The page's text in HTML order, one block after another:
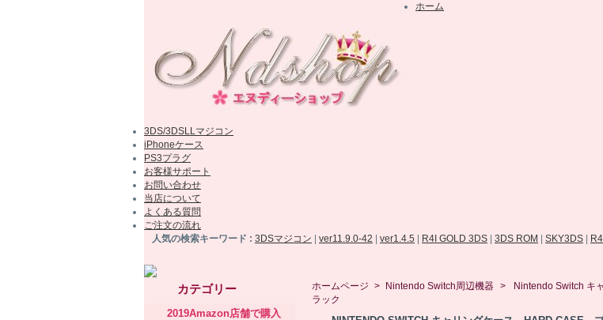
ホーム
3DS/3DSLLマジコン
iPhoneケース
PS3プラグ
お客様サポート
お問い合わせ
当店について
よくある質問
ご注文の流れ
人気の検索キーワード : 3DSマジコン ver11.9.0-42 ver1.4.5 R4I GOLD 3DS 3DS ROM SKY3DS
カテゴリー
2019Amazon店舗で購入
ホームページ > Nintendo Switch周辺機器 >
Nintendo Switch
ラック